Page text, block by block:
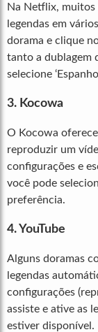
Na Netflix, muitos
legendas em
dorama e clique
tanto a dublagem
selecione
3. Kocowa
O Kocowa
reproduzir um
configurações e
você pode
preferência.
4. YouTube
Alguns doramas
legendas
configurações
assiste e ative as
estiver disponível.